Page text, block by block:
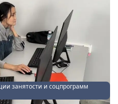
занятости и соцпрограмм